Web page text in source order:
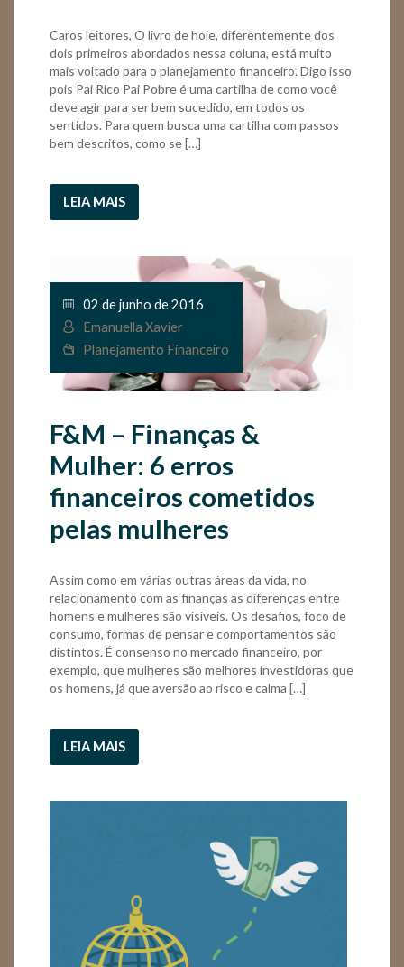
Caros leitores, O livro de hoje, diferentemente dos
dois primeiros abordados nessa coluna, está muito
mais voltado para o planejamento financeiro. Digo isso
pois Pai Rico Pai Pobre é uma cartilha de como você
deve agir para ser bem sucedido, em todos os
sentidos. Para quem busca uma cartilha com passos
bem descritos, como se […]
LEIA MAIS
02 de junho de 2016
Emanuella Xavier
Planejamento Financeiro
F&M – Finanças &
Mulher: 6 erros
financeiros cometidos
pelas mulheres
Assim como em várias outras áreas da vida, no
relacionamento com as finanças as diferenças entre
homens e mulheres são visíveis. Os desafios, foco de
consumo, formas de pensar e comportamentos são
distintos. É consenso no mercado financeiro, por
exemplo, que mulheres são melhores investidoras que
os homens, já que aversão ao risco e calma […]
LEIA MAIS